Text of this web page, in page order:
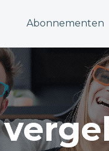
Abonnementen